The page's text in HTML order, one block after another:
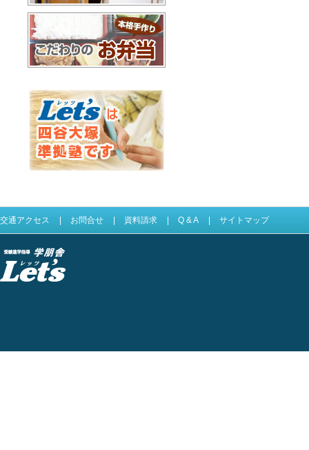
進学アドバイザー尾方の学校案内
交通アクセス お問合せ 資料請求 Q & A サイトマップ